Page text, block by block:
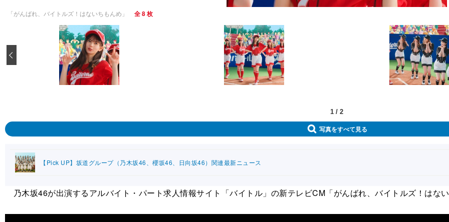
「がんばれ、バイトルズ！はないちもんめ」 全 8 枚
1 / 2
写真をすべて見る
【Pick UP】坂道グループ（乃木坂46、櫻坂46、日向坂46）関連最新ニュース
乃木坂46が出演するアルバイト・パート求人情報サイト「バイトル」の新テレビCM「がんばれ、バイトルズ！はな